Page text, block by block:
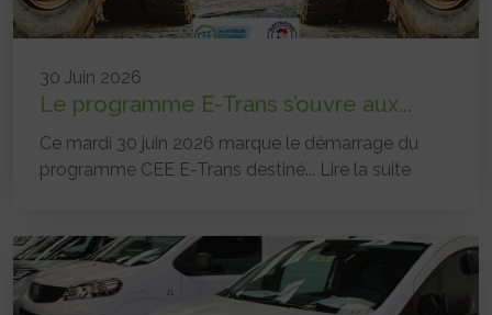
30 Juin 2026
Le programme E-Trans s’ouvre aux...
Ce mardi 30 juin 2026 marque le démarrage du
programme CEE E-Trans destiné... Lire la suite